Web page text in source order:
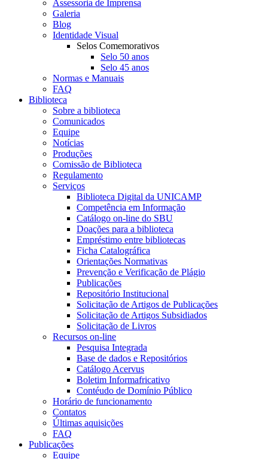
Assessoria de Imprensa
Galeria
Blog
Identidade Visual
Selos Comemorativos
Selo 50 anos
Selo 45 anos
Normas e Manuais
FAQ
Biblioteca
Sobre a biblioteca
Comunicados
Equipe
Notícias
Produções
Comissão de Biblioteca
Regulamento
Serviços
Biblioteca Digital da UNICAMP
Competência em Informação
Catálogo on-line do SBU
Doações para a biblioteca
Empréstimo entre bibliotecas
Ficha Catalográfica
Orientações Normativas
Prevenção e Verificação de Plágio
Publicações
Repositório Institucional
Solicitação de Artigos de Publicações
Solicitação de Artigos Subsidiados
Solicitação de Livros
Recursos on-line
Pesquisa Integrada
Base de dados e Repositórios
Catálogo Acervus
Boletim Informafricativo
Contéudo de Domínio Público
Horário de funcionamento
Contatos
Últimas aquisições
FAQ
Publicações
Equipe